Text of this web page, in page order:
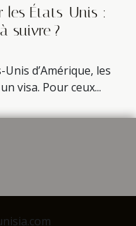
les États-Unis :
suivre ?
d’Amérique, les
visa. Pour ceux...